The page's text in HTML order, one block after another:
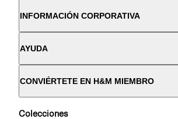
INFORMACIÓN CORPORATIVA
AYUDA
CONVIÉRTETE EN H&M MIEMBRO
Colecciones